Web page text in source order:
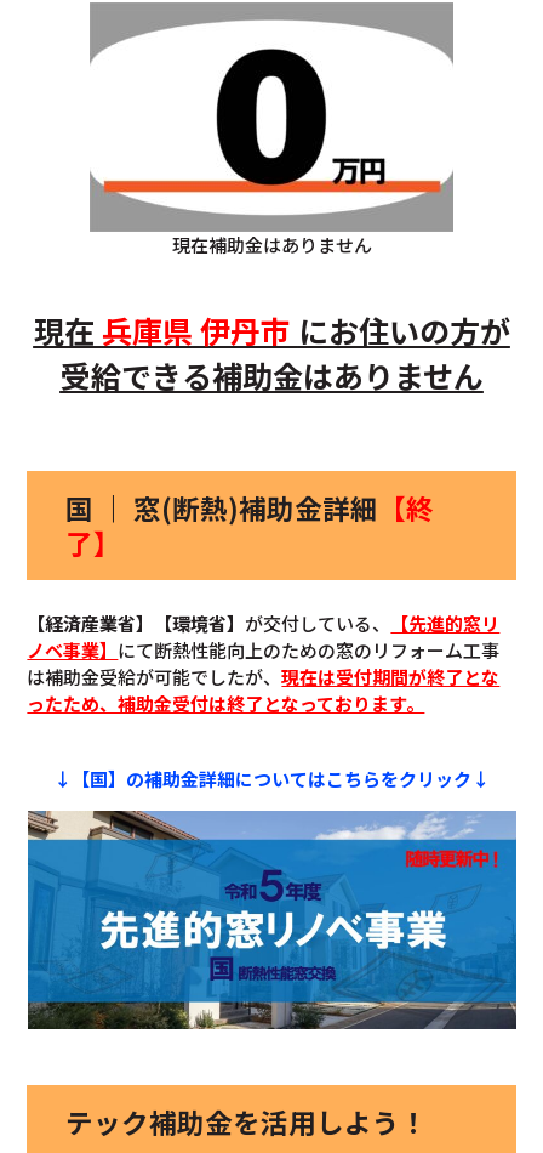
現在補助金はありません
現在 兵庫県伊丹市 にお住いの方が
受給できる補助金はありません
国 ｜ 窓(断熱)補助金詳細 【終
了】
【経済産業省】【環境省】 が交付している、
【先進的窓リ
ノベ事業】 にて断熱性能向上のための窓のリフォーム工事
は補助金受給が可能でしたが、現在は受付期間が終了とな
ったため、補助金受付は終了となっております。
↓【国】の補助金詳細についてはこちらをクリック↓
テック補助金を活用しよう！